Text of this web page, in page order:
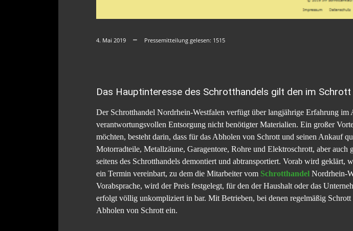
4. Mai 2019 Pressemitteilung gelesen: 1515
Das Hauptinteresse des Schrotthandels gilt den im
Der Schrotthandel Nordrhein-Westfalen verfügt über langjährige Erfahrung
verantwortungsvollen Entsorgung nicht benötigter Materialien. Ein großer
möchten, besteht darin, dass für das Abholen von Schrott und seinen Ankauf
Motorradteile, Metallzäune, Garagentore, Rohre und Elektroschrott, aber
seitens des Schrotthandels demontiert und abtransportiert. Vorab wird
ein Termin vereinbart, zu dem die Mitarbeiter vom Schrotthandel Nordrhein-
Vorabsprache, wird der Preis festgelegt, für den der Haushalt oder das
erfolgt völlig unkompliziert in bar. Mit Betrieben, bei denen regelmäßig
Abholen von Schrott ein.